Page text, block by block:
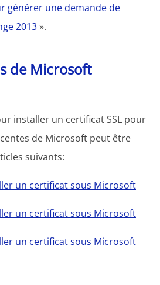
générer une demande de
2013».
de Microsoft
installer un certificat SSL pour
de Microsoft peut être
suivants:
un certificat sous Microsoft
un certificat sous Microsoft
un certificat sous Microsoft